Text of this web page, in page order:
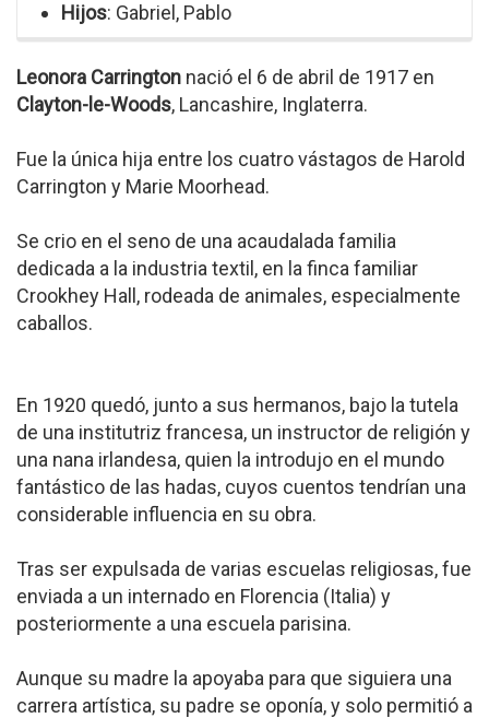
Hijos: Gabriel, Pablo
Leonora Carrington nació el 6 de abril de 1917 en
Clayton-le-Woods, Lancashire, Inglaterra.
Fue la única hija entre los cuatro vástagos de Harold
Carrington y Marie Moorhead.
Se crio en el seno de una acaudalada familia
dedicada a la industria textil, en la finca familiar
Crookhey Hall, rodeada de animales, especialmente
caballos.
En 1920 quedó, junto a sus hermanos, bajo la tutela
de una institutriz francesa, un instructor de religión y
una nana irlandesa, quien la introdujo en el mundo
fantástico de las hadas, cuyos cuentos tendrían una
considerable influencia en su obra.
Tras ser expulsada de varias escuelas religiosas, fue
enviada a un internado en Florencia (Italia) y
posteriormente a una escuela parisina.
Aunque su madre la apoyaba para que siguiera una
carrera artística, su padre se oponía, y solo permitió a